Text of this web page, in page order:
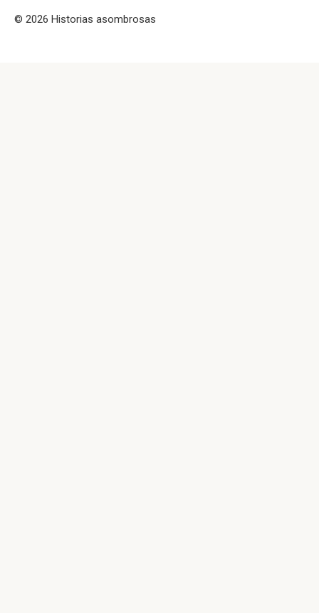
© 2026 Historias asombrosas